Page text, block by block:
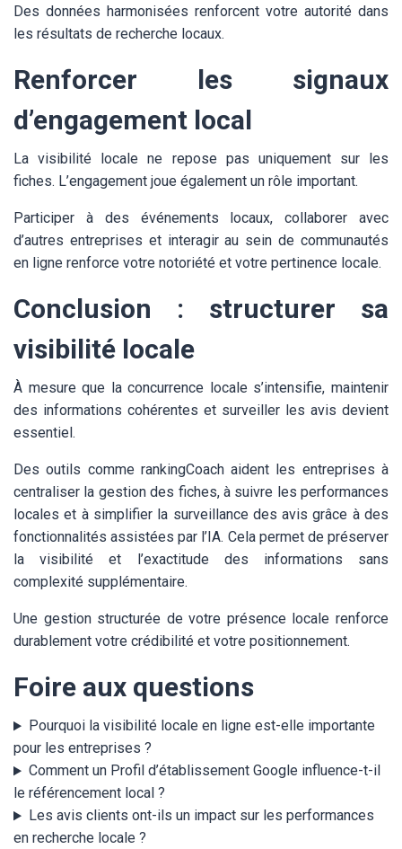
Des données harmonisées renforcent votre autorité dans
les résultats de recherche locaux.
Renforcer les signaux
d’engagement local
La visibilité locale ne repose pas uniquement sur les
fiches. L’engagement joue également un rôle important.
Participer à des événements locaux, collaborer avec
d’autres entreprises et interagir au sein de communautés
en ligne renforce votre notoriété et votre pertinence locale.
Conclusion : structurer sa
visibilité locale
À mesure que la concurrence locale s’intensifie, maintenir
des informations cohérentes et surveiller les avis devient
essentiel.
Des outils comme rankingCoach aident les entreprises à
centraliser la gestion des fiches, à suivre les performances
locales et à simplifier la surveillance des avis grâce à des
fonctionnalités assistées par l’IA. Cela permet de préserver
la visibilité et l’exactitude des informations sans
complexité supplémentaire.
Une gestion structurée de votre présence locale renforce
durablement votre crédibilité et votre positionnement.
Foire aux questions
Pourquoi la visibilité locale en ligne est-elle importante
pour les entreprises ?
Comment un Profil d’établissement Google influence-t-il
le référencement local ?
Les avis clients ont-ils un impact sur les performances
en recherche locale ?